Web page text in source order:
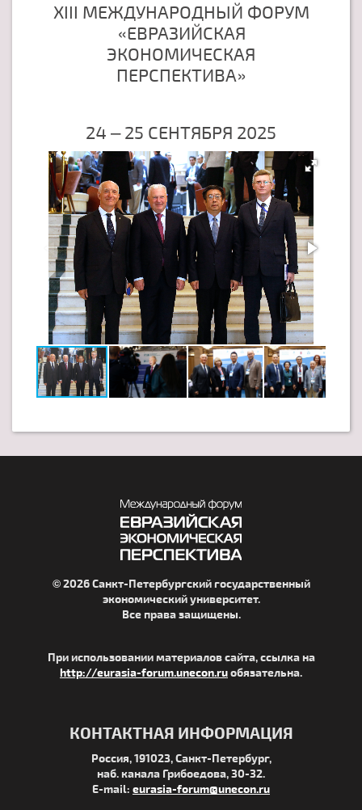
XIII МЕЖДУНАРОДНЫЙ ФОРУМ
«ЕВРАЗИЙСКАЯ
ЭКОНОМИЧЕСКАЯ
ПЕРСПЕКТИВА»
24 – 25 СЕНТЯБРЯ 2025
© 2026 Санкт-Петербургский государственный
экономический университет.
Все права защищены.
При использовании материалов сайта, ссылка на
http://eurasia-forum.unecon.ruобязательна.
КОНТАКТНАЯ ИНФОРМАЦИЯ
Россия, 191023, Санкт-Петербург,
наб. канала Грибоедова, 30-32.
E-mail: eurasia-forum@unecon.ru